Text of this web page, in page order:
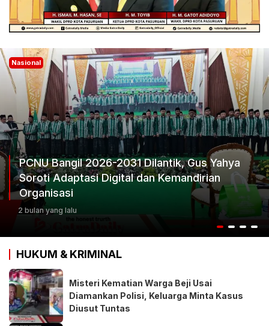
2031 Dilantik, Gus Yahya
dan Kemandirian
Nasional
Ketum Progib
Keputusan
HUKUM & KRIMINAL
Misteri Kematian Warga Beji Usai
Diamankan Polisi, Keluarga Minta Kasus
Diusut Tuntas